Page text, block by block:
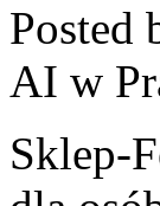
Posted
AI w
Sklep-